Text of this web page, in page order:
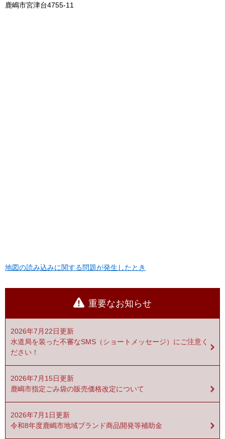
鹿嶋市宮津台4755-11
地図の読み込みに関する問題が発生したとき
重要なお知らせ
2026年7月22日更新
水道局を装った不審なSMS（ショートメッセージ）にご注意く
ださい！
2026年7月15日更新
鹿嶋市指定ごみ袋の販売価格改定について
2026年7月1日更新
令和8年度鹿嶋市地域ブランド商品開発等補助金